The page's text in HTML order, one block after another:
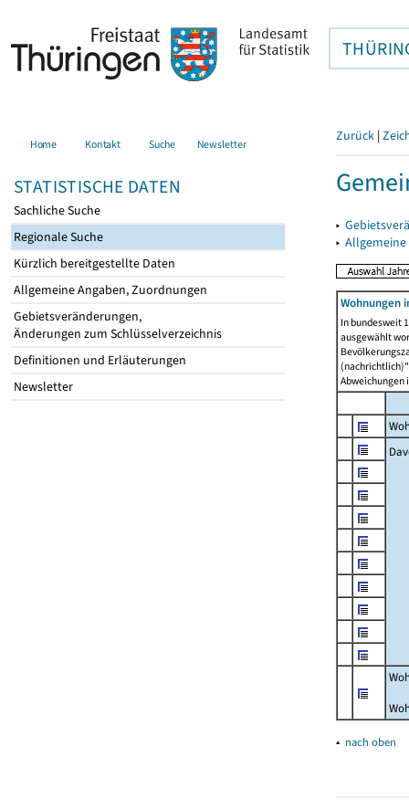
Home Kontakt Suche Newsletter
STATISTISCHE DATEN
Sachliche Suche
Regionale Suche
Kürzlich bereitgestellte Daten
Allgemeine Angaben, Zuordnungen
Gebietsveränderungen,
Änderungen zum Schlüsselverzeichnis
Definitionen und Erläuterungen
Newsletter
Zurück |
▸
▸
Wohnungen
In bundesweit
ausgewählt
Abweichungen
▴ nach oben